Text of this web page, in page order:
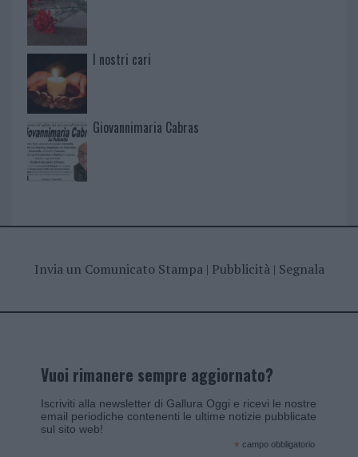
I nostri cari
Giovannimaria Cabras
Invia un Comunicato Stampa| Pubblicità| Segnala
Vuoi rimanere sempre aggiornato?
Iscriviti alla newsletter di Gallura Oggi e ricevi le nostre
email periodiche contenenti le ultime notizie pubblicate
sul sito web!
* campo obbligatorio